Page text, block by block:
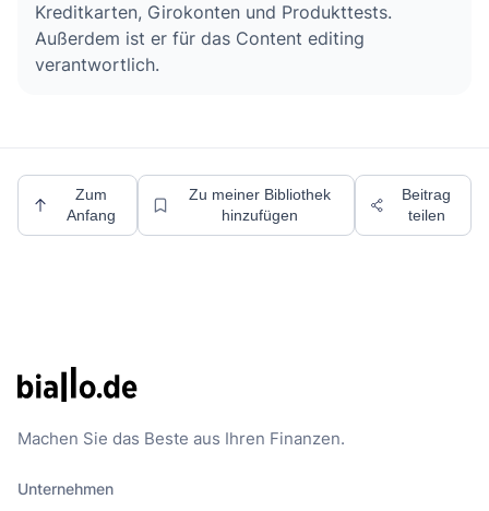
Kreditkarten, Girokonten und Produkttests.
Außerdem ist er für das Content editing
verantwortlich.
Zum
Anfang
Zu meiner Bibliothek
hinzufügen
Beitrag
teilen
Machen Sie das Beste aus Ihren Finanzen.
Unternehmen